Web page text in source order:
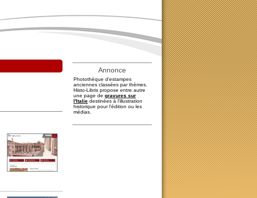
Annonce
Photothèque d'estampes
anciennes classées par thèmes.
Histo-Libris propose entre autre
une page de gravures sur
l'Italie destinées à l'illustration
historique pour l'édition ou les
médias.